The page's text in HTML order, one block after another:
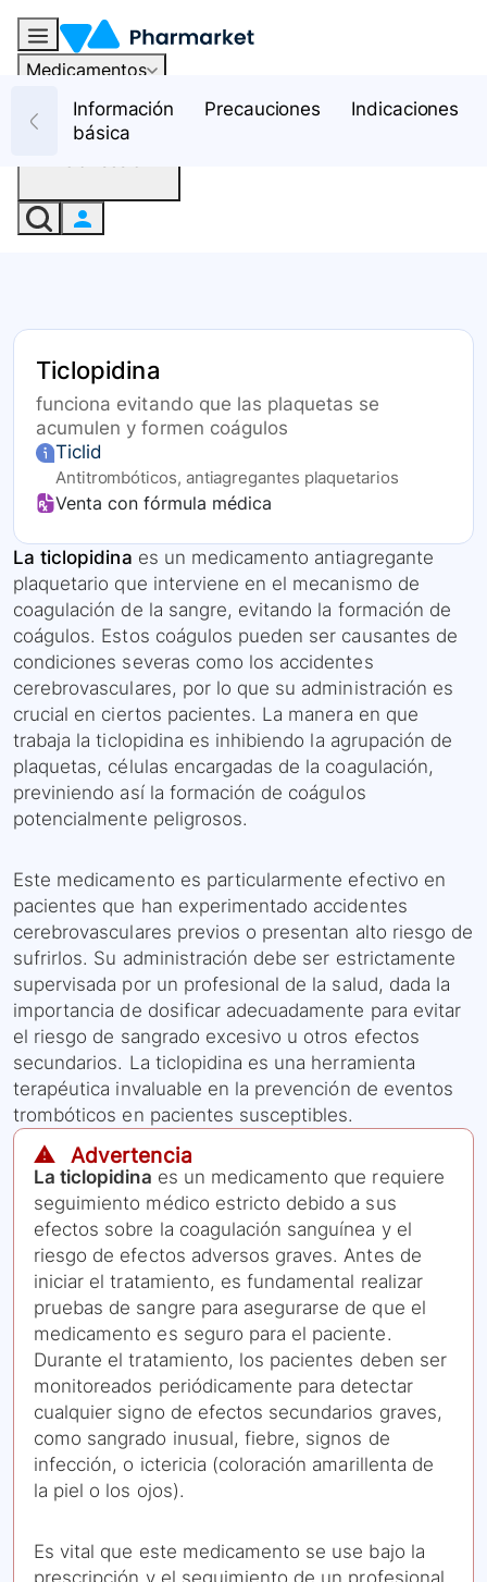
Medicamentos
RecursosInformación
básica
Precauciones Indicaciones
Ticlopidina
funciona evitando que las plaquetas se
acumulen y formen coágulos
Ticlid
Antitrombóticos, antiagregantes plaquetarios
Venta con fórmula médica
La ticlopidina es un medicamento antiagregante
plaquetario que interviene en el mecanismo de
coagulación de la sangre, evitando la formación de
coágulos. Estos coágulos pueden ser causantes de
condiciones severas como los accidentes
cerebrovasculares, por lo que su administración es
crucial en ciertos pacientes. La manera en que
trabaja la ticlopidina es inhibiendo la agrupación de
plaquetas, células encargadas de la coagulación,
previniendo así la formación de coágulos
potencialmente peligrosos.
Este medicamento es particularmente efectivo en
pacientes que han experimentado accidentes
cerebrovasculares previos o presentan alto riesgo de
sufrirlos. Su administración debe ser estrictamente
supervisada por un profesional de la salud, dada la
importancia de dosificar adecuadamente para evitar
el riesgo de sangrado excesivo u otros efectos
secundarios. La ticlopidina es una herramienta
terapéutica invaluable en la prevención de eventos
trombóticos en pacientes susceptibles.
⚠️ Advertencia
La ticlopidina es un medicamento que requiere
seguimiento médico estricto debido a sus
efectos sobre la coagulación sanguínea y el
riesgo de efectos adversos graves. Antes de
iniciar el tratamiento, es fundamental realizar
pruebas de sangre para asegurarse de que el
medicamento es seguro para el paciente.
Durante el tratamiento, los pacientes deben ser
monitoreados periódicamente para detectar
cualquier signo de efectos secundarios graves,
como sangrado inusual, fiebre, signos de
infección, o ictericia (coloración amarillenta de
la piel o los ojos).
Es vital que este medicamento se use bajo la